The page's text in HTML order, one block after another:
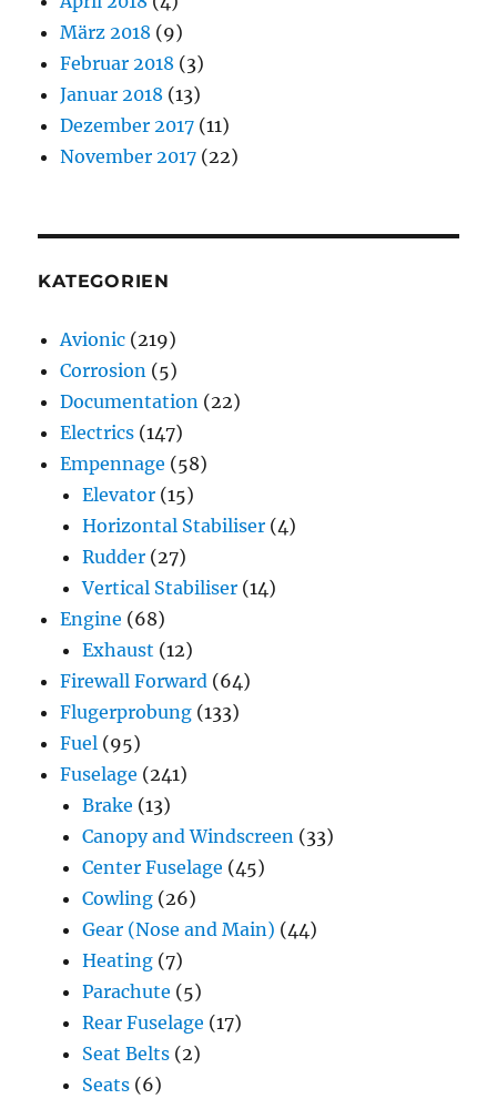
März 2018 (9)
Februar 2018 (3)
Januar 2018 (13)
Dezember 2017 (11)
November 2017 (22)
KATEGORIEN
Avionic (219)
Corrosion (5)
Documentation (22)
Electrics (147)
Empennage (58)
Elevator (15)
Horizontal Stabiliser (4)
Rudder (27)
Vertical Stabiliser (14)
Engine (68)
Exhaust (12)
Firewall Forward (64)
Flugerprobung (133)
Fuel (95)
Fuselage (241)
Brake (13)
Canopy and Windscreen (33)
Center Fuselage (45)
Cowling (26)
Gear (Nose and Main) (44)
Heating (7)
Parachute (5)
Rear Fuselage (17)
Seat Belts (2)
Seats (6)